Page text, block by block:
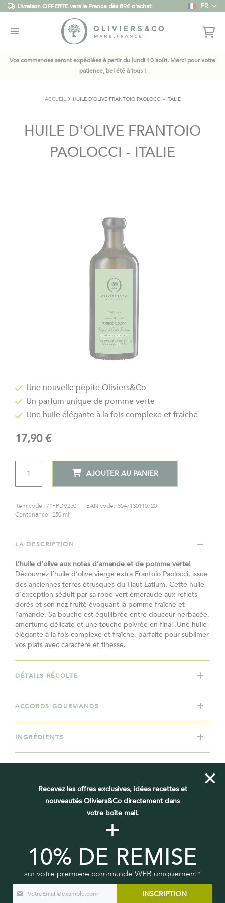
Recevez les offres exclusives, idées recettes et
nouveautés Oliviers&Co directement dans
votre boîte mail.
+
10% DE REMISE
sur votre première commande WEB uniquement*
INSCRIPTION
Livraison OFFERTE vers la France dès 89€ d'achat LangueFR
Vos commandes seront expédiées à partir du lundi 10 août. Merci pour votre
patience, bel été à tous !
the
beginning
of
images
gallery
ACCUEIL HUILE D'OLIVE FRANTOIO PAOLOCCI - ITALIE
HUILE D'OLIVE FRANTOIO
PAOLOCCI - ITALIE
Une nouvelle pépite Oliviers&Co
Un parfum unique de pomme verte
Une huile élégante à la foiscomplexe et fraîche
17,90 €
QTÉ
AJOUTER AU PANIER
Item code: 71FPDV250 EAN code: 3547130110720
Contenance: 250 ml
LA DESCRIPTION
L’huile d’olive aux notes d’amande et de pomme verte!​
Découvrez l’huile d’olive vierge extra Frantoio Paolocci, issue
des anciennes terres étrusques du Haut Latium. Cette huile
d’exception séduit par sa robe vert émeraude aux reflets
dorés et son nez fruité évoquant la pomme fraîche et
l’amande. Sa bouche est équilibrée entre douceur herbacée,
amertume délicate et une touche poivrée en final .Une huile
élégante à la fois complexe et fraîche, parfaite pour sublimer
vos plats avec caractère et finesse.
DÉTAILS RÉCOLTE
ACCORDS GOURMANDS
INGRÉDIENTS
EN SAVOIR PLUS
VOUS DEVRIEZ AUSSI AIMER